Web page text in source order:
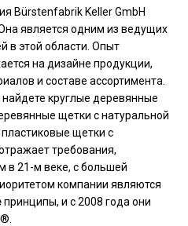
Bürstenfabrik Keller GmbH
является одним из ведущих
в этой области. Опыт
на дизайне продукции,
и составе ассортимента.
круглые деревянные
щетки с натуральной
щетки с
требования,
в 21-м веке, с большей
компании являются
принципы, и с 2008 года они